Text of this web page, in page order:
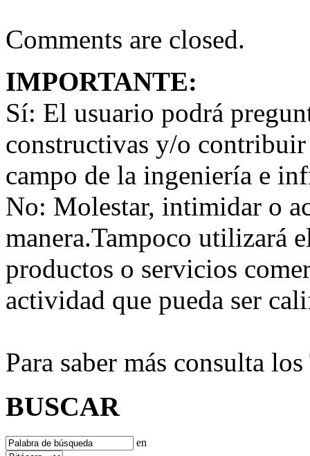
Comments are closed.
IMPORTANTE:
Sí: El usuario podrá
constructivas y/o
campo de la ingeniería e
No: Molestar, intimidar o
manera.Tampoco utilizará
productos o servicios
actividad que pueda ser
Para saber más consulta
BUSCAR
en